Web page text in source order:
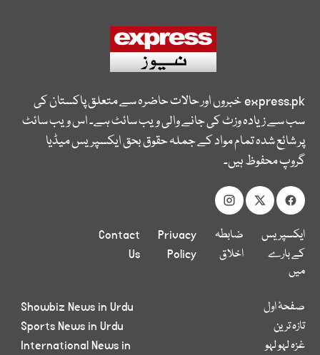
express.pkخبروں اور حالات حاضرہ سے متعلق پاکستان کی
سب سے زیادہ وزٹ کی جانے والی ویب سائٹ ہے۔ اس ویب سائٹ
پر شائع شدہ تمام مواد کے جملہ حقوق بحق ایکسپریس میڈیا
گروپ محفوظ ہیں۔
ایکسپریس
کے بارے
میں
ضابطہ
اخلاق
Privacy
Policy
Contact
Us
صفحۂ اول
تازہ ترین
غزہ لہو لہو
Showbiz News in Urdu
Sports News in Urdu
International News in